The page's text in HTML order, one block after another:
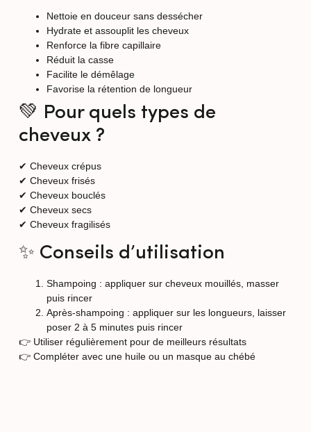
Nettoie en douceur sans dessécher
Hydrate et assouplit les cheveux
Renforce la fibre capillaire
Réduit la casse
Facilite le démêlage
Favorise la rétention de longueur
💚 Pour quels types de
cheveux ?
✔ Cheveux crépus
✔ Cheveux frisés
✔ Cheveux bouclés
✔ Cheveux secs
✔ Cheveux fragilisés
✨ Conseils d’utilisation
Shampoing : appliquer sur cheveux mouillés, masser
puis rincer
Après-shampoing : appliquer sur les longueurs, laisser
poser 2 à 5 minutes puis rincer
👉 Utiliser régulièrement pour de meilleurs résultats
👉 Compléter avec une huile ou un masque au chébé